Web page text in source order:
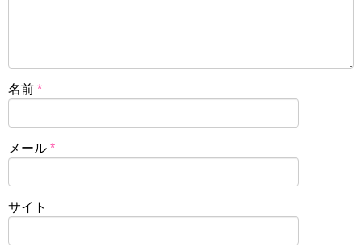
名前 *
メール *
サイト